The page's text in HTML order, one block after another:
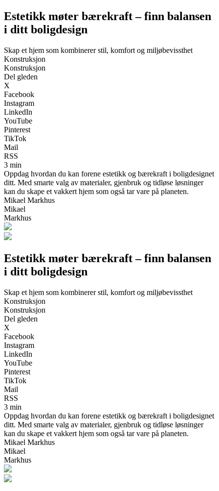
Estetikk møter bærekraft – finn balansen
i ditt boligdesign
Skap et hjem som kombinerer stil, komfort og miljøbevissthet
Konstruksjon
Konstruksjon
Del gleden
X
Facebook
Instagram
LinkedIn
YouTube
Pinterest
TikTok
Mail
RSS
3 min
Oppdag hvordan du kan forene estetikk og bærekraft i boligdesignet
ditt. Med smarte valg av materialer, gjenbruk og tidløse løsninger
kan du skape et vakkert hjem som også tar vare på planeten.
Mikael Markhus
Mikael
Markhus
Estetikk møter bærekraft – finn balansen
i ditt boligdesign
Skap et hjem som kombinerer stil, komfort og miljøbevissthet
Konstruksjon
Konstruksjon
Del gleden
X
Facebook
Instagram
LinkedIn
YouTube
Pinterest
TikTok
Mail
RSS
3 min
Oppdag hvordan du kan forene estetikk og bærekraft i boligdesignet
ditt. Med smarte valg av materialer, gjenbruk og tidløse løsninger
kan du skape et vakkert hjem som også tar vare på planeten.
Mikael Markhus
Mikael
Markhus